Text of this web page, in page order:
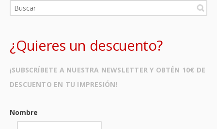
¿Quieres un descuento?
¡SUBSCRÍBETE A NUESTRA NEWSLETTER Y OBTÉN 10€ DE
DESCUENTO EN TU IMPRESIÓN!
Nombre